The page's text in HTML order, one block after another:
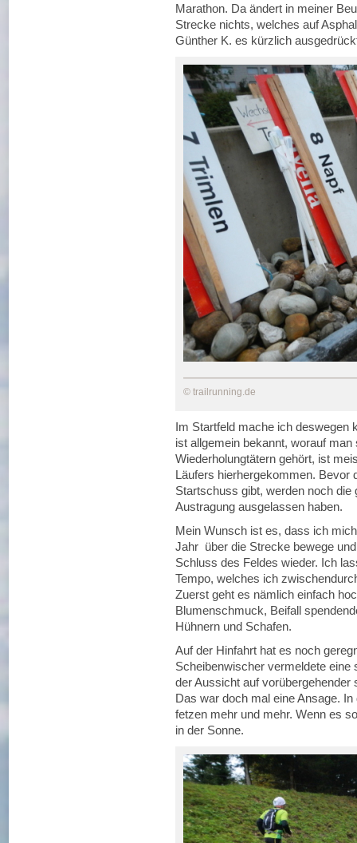
Marathon. Da ändert in meiner
Strecke nichts, welches auf
Günther K. es kürzlich
© trailrunning.de
Im Startfeld mache ich deswegen
ist allgemein bekannt, worauf
Wiederholungtätern gehört, ist
Läufers hierhergekommen. Bevor
Startschuss gibt, werden noch
Austragung ausgelassen haben.
Mein Wunsch ist es, dass ich
Jahr über die Strecke bewege
Schluss des Feldes wieder. Ich
Tempo, welches ich
Zuerst geht es nämlich einfach
Blumenschmuck, Beifall
Hühnern und Schafen.
Auf der Hinfahrt hat es noch
Scheibenwischer vermeldete
der Aussicht auf vorübergehender
Das war doch mal eine Ansage.
fetzen mehr und mehr. Wenn es
in der Sonne.